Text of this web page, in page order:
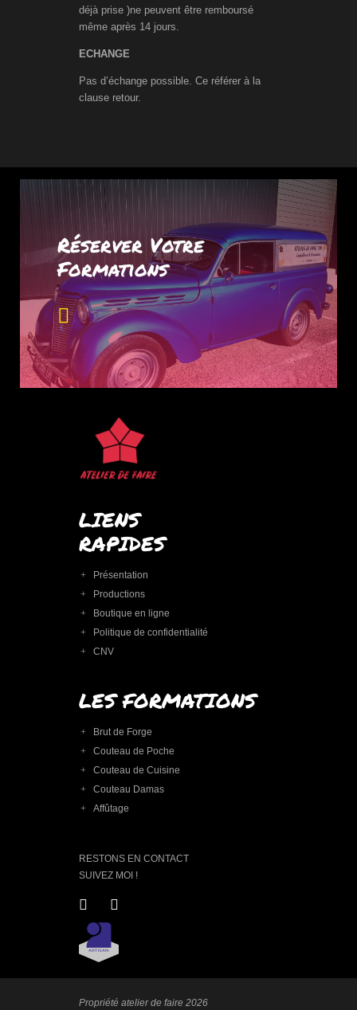
déjà prise )ne peuvent être remboursé
même après 14 jours.
ECHANGE
Pas d’échange possible. Ce référer à la
clause retour.
Réserver Votre
Formations
LIENS
RAPIDES
Présentation
Productions
Boutique en ligne
Politique de confidentialité
CNV
LES FORMATIONS
Brut de Forge
Couteau de Poche
Couteau de Cuisine
Couteau Damas
Affûtage
RESTONS EN CONTACT
SUIVEZ MOI !
Propriété atelier de faire 2026